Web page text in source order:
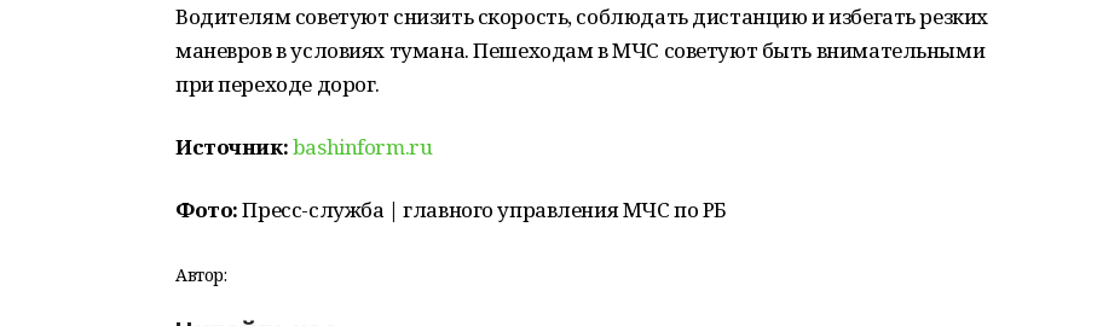
Водителям советуют снизить скорость, соблюдать дистанцию и избегать резких
маневров в условиях тумана. Пешеходам в МЧС советуют быть внимательными
при переходе дорог.
Источник:bashinform.ru
Фото:Пресс-служба | главного управления МЧС по РБ
Автор: